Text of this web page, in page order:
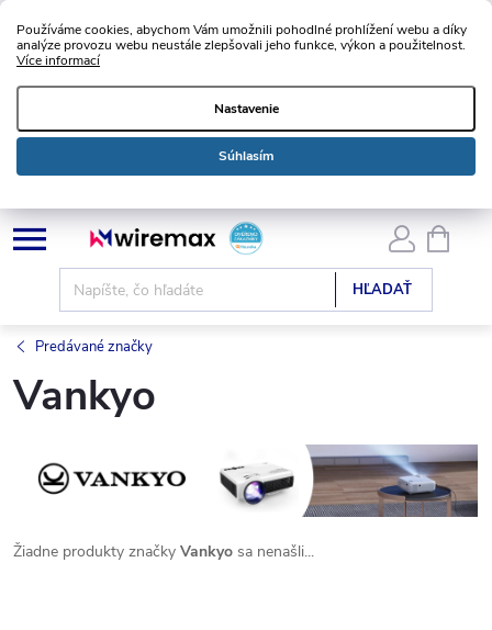
Používáme cookies, abychom Vám umožnili pohodlné prohlížení webu a díky
analýze provozu webu neustále zlepšovali jeho funkce, výkon a použitelnost.
Více informací
Nastavenie
Súhlasím
Prejsť
na
HĽADAŤ
KOŠÍK
Predávané značky
Vankyo
Žiadne produkty značky Vankyo sa nenašli...